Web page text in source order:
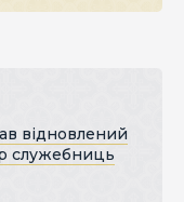
відновлений
служебниць